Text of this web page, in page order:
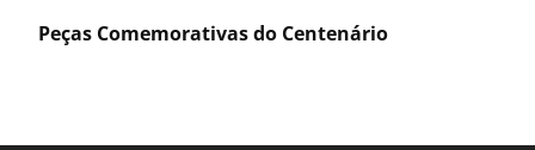
Peças Comemorativas do Centenário